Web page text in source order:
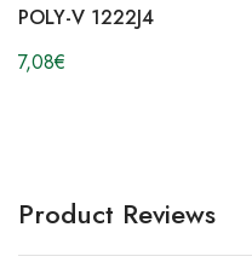
POLY-V 1222J4
7,08€
Product Reviews